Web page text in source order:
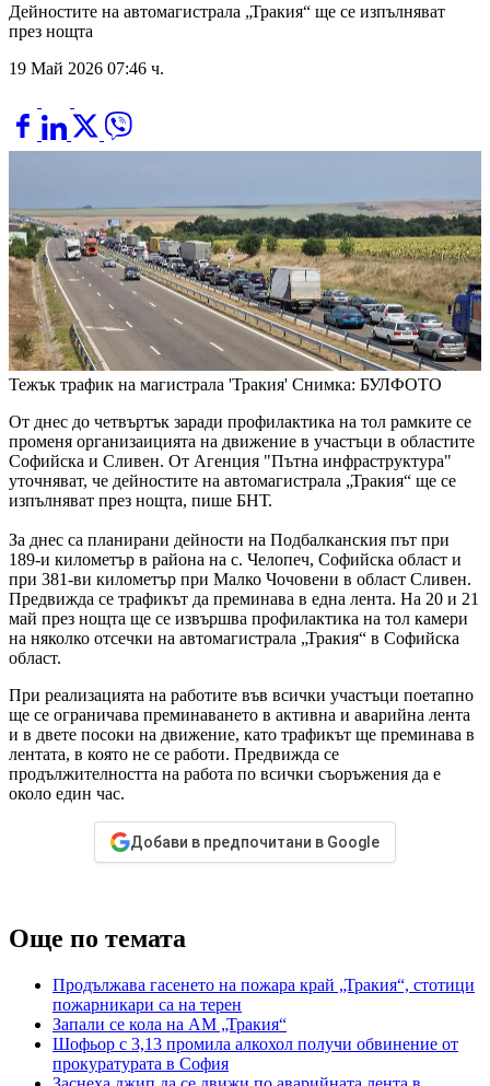
Дейностите на автомагистрала „Тракия“ ще се изпълняват
през нощта
19 Май 2026 07:46 ч.
Тежък трафик на магистрала 'Тракия' Снимка: БУЛФОТО
От днес до четвъртък заради профилактика на тол рамките се
променя организаицията на движение в участъци в областите
Софийска и Сливен. От Агенция "Пътна инфраструктура"
уточняват, че дейностите на автомагистрала „Тракия“ ще се
изпълняват през нощта, пише БНТ.
За днес са планирани дейности на Подбалканския път при
189-и километър в района на с. Челопеч, Софийска област и
при 381-ви километър при Малко Чочовени в област Сливен.
Предвижда се трафикът да преминава в една лента. На 20 и 21
май през нощта ще се извършва профилактика на тол камери
на няколко отсечки на автомагистрала „Тракия“ в Софийска
област.
При реализацията на работите във всички участъци поетапно
ще се ограничава преминаването в активна и аварийна лента
и в двете посоки на движение, като трафикът ще преминава в
лентата, в която не се работи. Предвижда се
продължителността на работа по всички съоръжения да е
около един час.
Добави в предпочитани в Google
Още по темата
Продължава гасенето на пожара край „Тракия“, стотици
пожарникари са на терен
Запали се кола на АМ „Тракия“
Шофьор с 3,13 промила алкохол получи обвинение от
прокуратурата в София